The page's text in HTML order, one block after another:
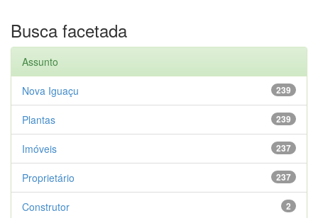
Busca facetada
Assunto
239
Nova Iguaçu
239
Plantas
237
Imóveis
237
Proprietário
2
Construtor